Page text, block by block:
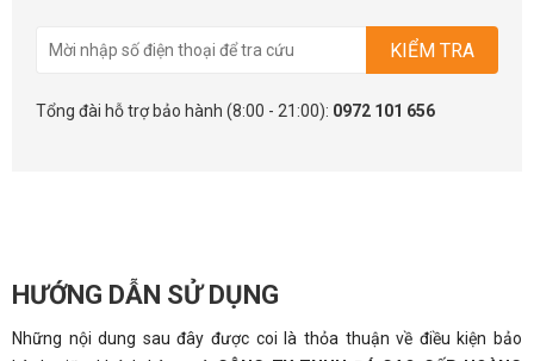
KIỂM TRA
Tổng đài hỗ trợ bảo hành (8:00 - 21:00): 0972 101 656
HƯỚNG DẪN SỬ DỤNG
Những nội dung sau đây được coi là thỏa thuận về điều kiện bảo